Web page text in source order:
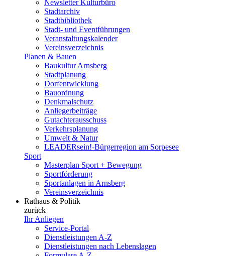
Newsletter Kulturbüro
Stadtarchiv
Stadtbibliothek
Stadt- und Eventführungen
Veranstaltungskalender
Vereinsverzeichnis
Planen & Bauen
Baukultur Arnsberg
Stadtplanung
Dorfentwicklung
Bauordnung
Denkmalschutz
Anliegerbeiträge
Gutachterausschuss
Verkehrsplanung
Umwelt & Natur
LEADERsein!-Bürgerregion am Sorpesee
Sport
Masterplan Sport + Bewegung
Sportförderung
Sportanlagen in Arnsberg
Vereinsverzeichnis
Rathaus & Politik
zurück
Ihr Anliegen
Service-Portal
Dienstleistungen A-Z
Dienstleistungen nach Lebenslagen